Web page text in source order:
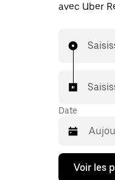
avec Uber
Date
Appuyez
Voir les